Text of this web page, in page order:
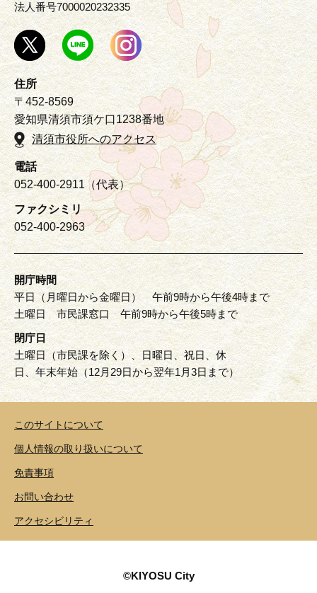
法人番号7000020232335
住所
〒452-8569
愛知県清須市須ケ口1238番地
清須市役所へのアクセス
電話
052-400-2911（代表）
ファクシミリ
052-400-2963
開庁時間
平日（月曜日から金曜日） 午前9時から午後4時まで
土曜日 市民課窓口 午前9時から午後5時まで
閉庁日
土曜日（市民課を除く）、日曜日、祝日、休
日、年末年始（12月29日から翌年1月3日まで）
このサイトについて
個人情報の取り扱いについて
免責事項
お問い合わせ
アクセシビリティ
©KIYOSU City